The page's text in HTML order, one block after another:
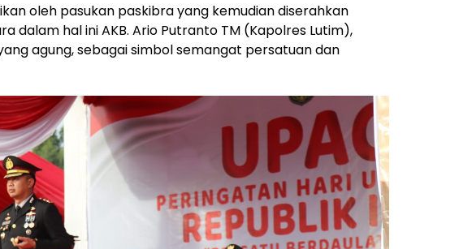
oleh pasukan paskibra yang kemudian diserahkan
dalam hal ini AKB. Ario Putranto TM (Kapolres Lutim),
agung, sebagai simbol semangat persatuan dan